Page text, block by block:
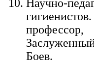
Научно-
Боев.